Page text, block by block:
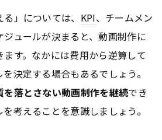
」については、 KPI、チームメン
ュールが決まると、動画制作に
す。なかには費用から逆算して
決定する場合もあるでしょう。
を落とさない動画制作を継続でき
考えることを意識しましょう。